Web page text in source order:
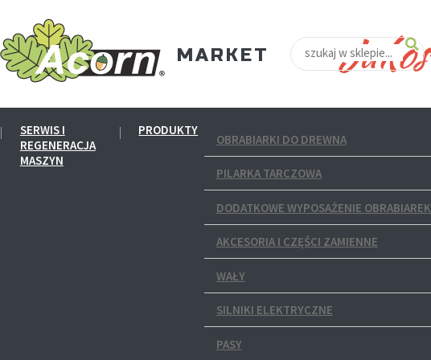
SERWIS I
REGENERACJA
MASZYN
PRODUKTY
OBRABIARKI DO DREWNA
PILARKA TARCZOWA
DODATKOWE WYPOSAŻENIE OBRABIAREK
AKCESORIA I CZĘŚCI ZAMIENNE
WAŁY
SILNIKI ELEKTRYCZNE
PASY